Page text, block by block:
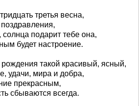
третья весна,
солнца подарит тебе она,
будет настроение.
такой красивый, ясный,
удачи, мира и добра,
прекрасным,
сбываются всегда.